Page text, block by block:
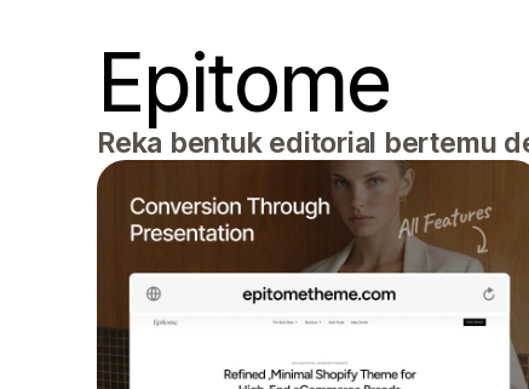
Epitome
Reka bentuk editorial bertemu